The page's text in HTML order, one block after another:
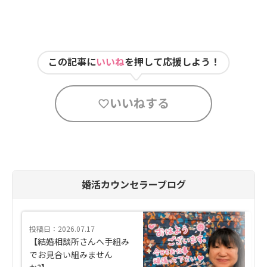
この記事にいいねを押して応援しよう！
いいねする
婚活カウンセラーブログ
投稿日：2026.07.17
【結婚相談所さんへ手組み
でお見合い組みません